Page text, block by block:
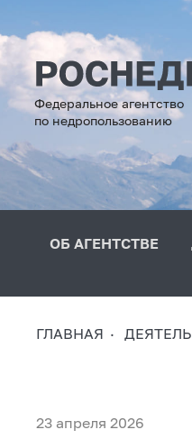
Федеральное агентство
по недропользованию
ОБ АГЕНТСТВЕ
ГЛАВНАЯ
23 апреля 2026